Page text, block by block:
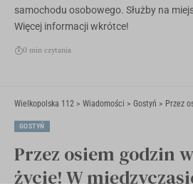
samochodu osobowego. Służby na
Więcej informacji wkrótce!
0 min czytania
Wielkopolska 112 > Wiadomości > Gostyń > Przez osiem
GOSTYŃ
Przez osiem godzin
życie! W